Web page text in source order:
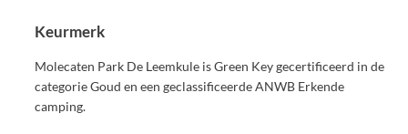
Keurmerk
Molecaten Park De Leemkule is Green Key gecertificeerd in de
categorie Goud en een geclassificeerde ANWB Erkende
camping.